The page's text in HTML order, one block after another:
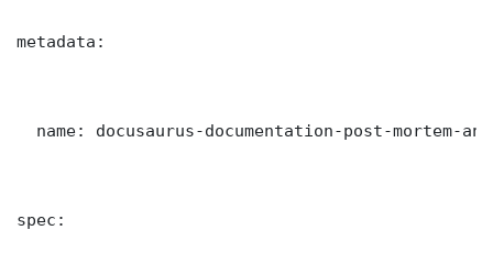
metadata:
  name: docusaurus-documentation-post-mortem-ana
spec: